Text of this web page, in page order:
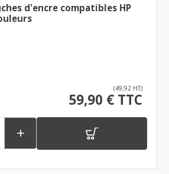
d'encre compatibles HP
(49,92 HT)
59,90 € TTC
